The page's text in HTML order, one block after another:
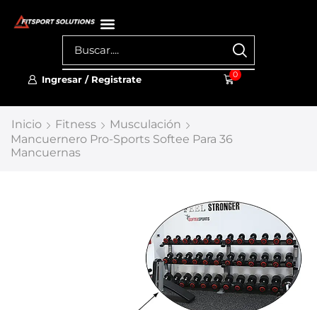
Ingresar / Registrate 0
Inicio Fitness
Musculación
Mancuernero Pro-Sports Softee Para 36
Mancuernas